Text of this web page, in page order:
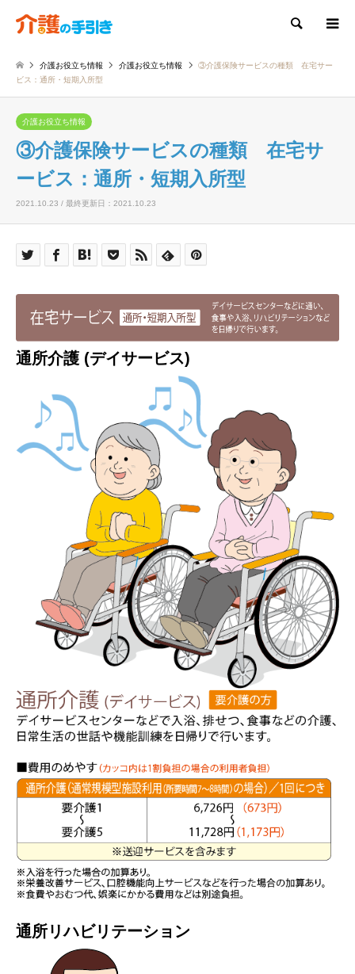
検索
介護お役立ち情報 介護お役立ち情報
③介護保険サービスの種類 在宅サー
ビス：通所・短期入所型
介護お役立ち情報
③介護保険サービスの種類 在宅サ
ービス：通所・短期入所型
2021.10.23 / 最終更新日：2021.10.23
通所介護 (デイサービス)
通所リハビリテーション